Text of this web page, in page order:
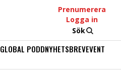
Prenumerera
Logga in
Sök
GLOBAL PODDNYHETSBREVEVENT